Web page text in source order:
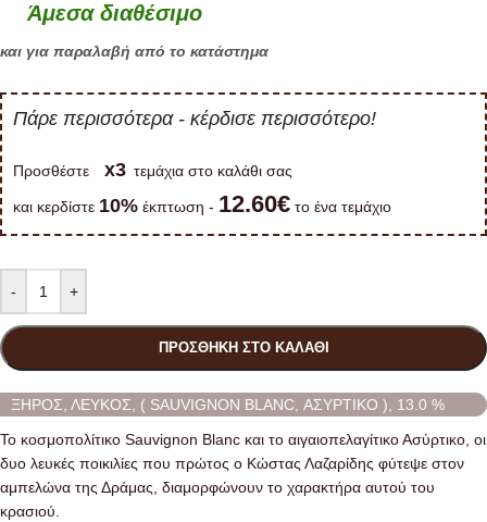
Άμεσα διαθέσιμο
και για παραλαβή από το κατάστημα
Πάρε περισσότερα - κέρδισε περισσότερο!
Προσθέστε x3 τεμάχια στο καλάθι σας
και κερδίστε 10% έκπτωση - 12.60€ το ένα τεμάχιο
- +
ΠΡΟΣΘΉΚΗ ΣΤΟ ΚΑΛΆΘΙ
ΞΗΡΟΣ, ΛΕΥΚΟΣ, ( SAUVIGNON BLANC, ΑΣΥΡΤΙΚΟ ), 13.0 %
Το κοσμοπολίτικο Sauvignon Blanc και το αιγαιοπελαγίτικο Ασύρτικο, οι
δυο λευκές ποικιλίες που πρώτος ο Κώστας Λαζαρίδης φύτεψε στον
αμπελώνα της Δράμας, διαμορφώνουν το χαρακτήρα αυτού του
κρασιού.